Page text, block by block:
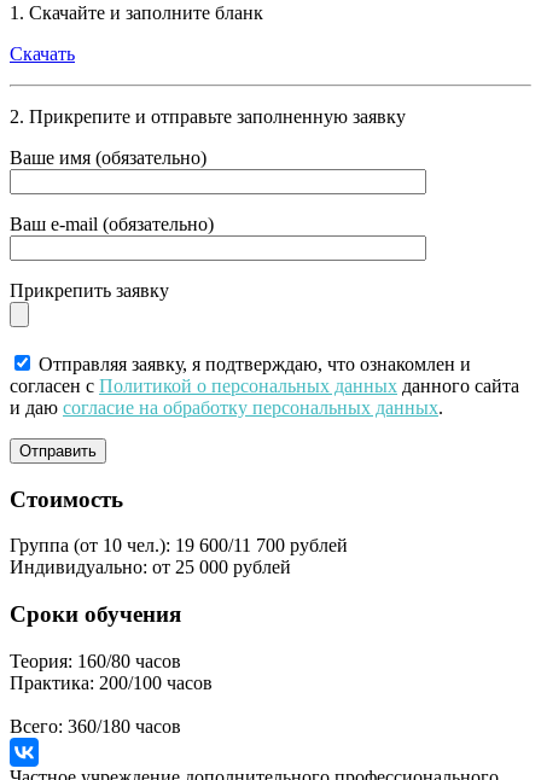
1. Скачайте и заполните бланк
Скачать
2. Прикрепите и отправьте заполненную заявку
Ваше имя (обязательно)
Ваш e-mail (обязательно)
Прикрепить заявку
Отправляя заявку, я подтверждаю, что ознакомлен и
согласен с Политикой о персональных данных данного сайта
и даю согласие на обработку персональных данных.
Стоимость
Группа (от 10 чел.): 19 600/11 700 рублей
Индивидуально: от 25 000 рублей
Сроки обучения
Теория: 160/80 часов
Практика: 200/100 часов
Всего: 360/180 часов